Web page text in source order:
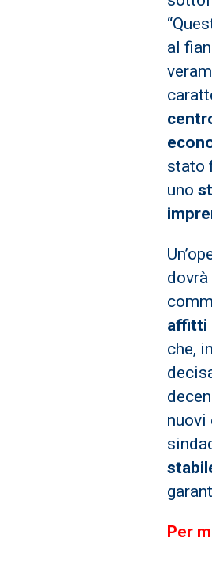
al
stato
uno
affitti
che,
nuovi
Per